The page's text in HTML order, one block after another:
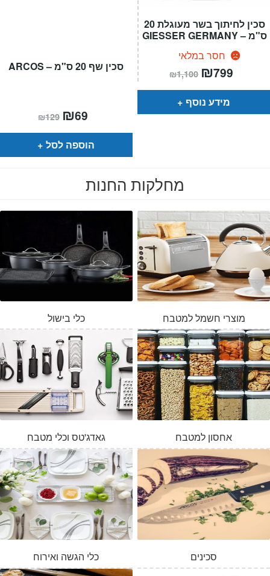
סכין שף 20 ס"מ – ARCOS
₪129 המחיר
המקורי
היה:
₪129.
₪69
הוא:
הוספה לסל
סכין לחיתוך בשר מעוגלת 20
ס"מ – GIESSER GERMANY
חסר במלאי
₪1,100 המחיר
המקורי
היה:
₪799
הוא:
מידע נוסף
מחלקות החנות
כלי בישול מוצרי חשמל למטבח
גאדג'טס וכלי מטבח אחסון למטבח
כלי הגשה ואירוח סכינים